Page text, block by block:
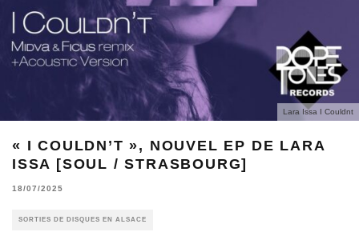
Lara Issa I Couldnt
« I COULDN’T », NOUVEL EP DE LARA
ISSA [SOUL / STRASBOURG]
18/07/2025
SORTIES DE DISQUES EN ALSACE